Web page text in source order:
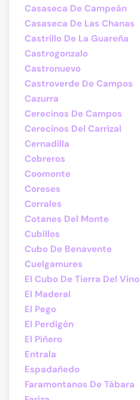
Casaseca De Campeán
Casaseca De Las Chanas
Castrillo De La Guareña
Castrogonzalo
Castronuevo
Castroverde De Campos
Cazurra
Cerecinos De Campos
Cerecinos Del Carrizal
Cernadilla
Cobreros
Coomonte
Coreses
Corrales
Cotanes Del Monte
Cubillos
Cubo De Benavente
Cuelgamures
El Cubo De Tierra Del Vino
El Maderal
El Pego
El Perdigón
El Piñero
Entrala
Espadañedo
Faramontanos De Tábara